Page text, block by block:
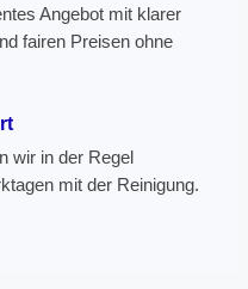
Angebot mit klarer
fairen Preisen ohne
wir in der Regel
mit der Reinigung.